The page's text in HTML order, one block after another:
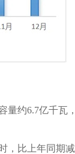
约6.7亿千瓦
比上年同期减